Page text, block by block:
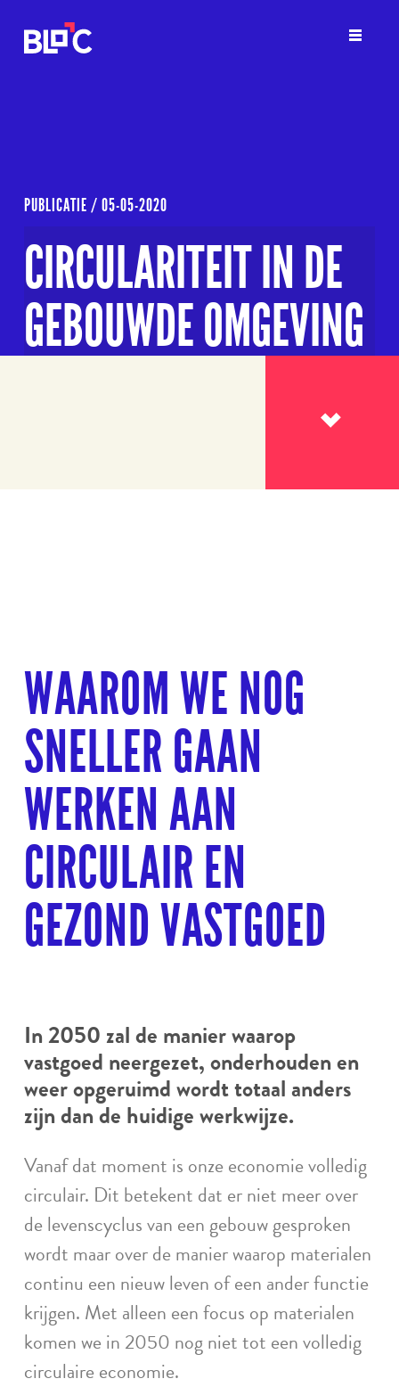
PUBLICATIE / 05-05-2020
CIRCULARITEIT IN DE
GEBOUWDE OMGEVING
WAAROM WE NOG
SNELLER GAAN
WERKEN AAN
CIRCULAIR EN
GEZOND VASTGOED
In 2050 zal de manier waarop
vastgoed neergezet, onderhouden en
weer opgeruimd wordt totaal anders
zijn dan de huidige werkwijze.
Vanaf dat moment is onze economie volledig
circulair. Dit betekent dat er niet meer over
de levenscyclus van een gebouw gesproken
wordt maar over de manier waarop materialen
continu een nieuw leven of een ander functie
krijgen. Met alleen een focus op materialen
komen we in 2050 nog niet tot een volledig
circulaire economie.